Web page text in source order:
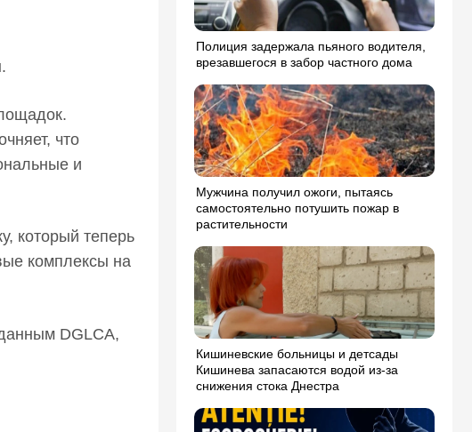
что
и
который теперь
комплексы на
DGLCA,
Полиция задержала пьяного водителя,
врезавшегося в забор частного дома
Мужчина получил ожоги, пытаясь
самостоятельно потушить пожар в
растительности
Кишиневские больницы и детсады
Кишинева запасаются водой из-за
снижения стока Днестра